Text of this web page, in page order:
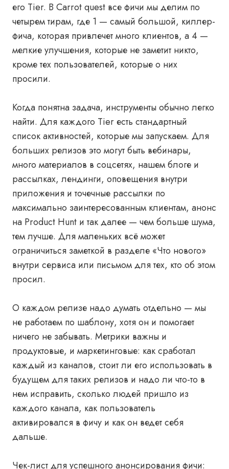
его Tier. В Carrot quest все фичи мы делим по
четырем тирам, где 1 — самый большой, киллер-
фича, которая привлечет много клиентов, а 4 —
мелкие улучшения, которые не заметит никто,
кроме тех пользователей, которые о них
просили.
Когда понятна задача, инструменты обычно легко
найти. Для каждого Tier есть стандартный
список активностей, которые мы запускаем. Для
больших релизов это могут быть вебинары,
много материалов в соцсетях, нашем блоге и
рассылках, лендинги, оповещения внутри
приложения и точечные рассылки по
максимально заинтересованным клиентам, анонс
на Product Hunt и так далее — чем больше шума,
тем лучше. Для маленьких всё может
ограничиться заметкой в разделе «Что нового»
внутри сервиса или письмом для тех, кто об этом
просил.
О каждом релизе надо думать отдельно — мы
не работаем по шаблону, хотя он и помогает
ничего не забывать. Метрики важны и
продуктовые, и маркетинговые: как сработал
каждый из каналов, стоит ли его использовать в
будущем для таких релизов и надо ли что-то в
нем исправить, сколько людей пришло из
каждого канала, как пользователь
активировался в фичу и как он ведет себя
дальше.
Чек-лист для успешного анонсирования фичи: